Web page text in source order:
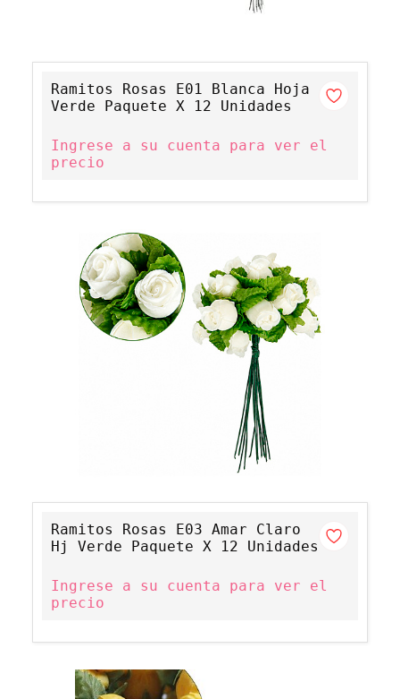
Ramitos Rosas E01 Blanca Hoja
Verde Paquete X 12 Unidades
Ingrese a su cuenta para ver el
precio
Ramitos Rosas E03 Amar Claro
Hj Verde Paquete X 12 Unidades
Ingrese a su cuenta para ver el
precio